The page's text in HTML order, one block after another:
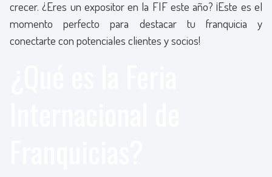
crecer. ¿Eres un expositor en la FIF este año? ¡Este es el
momento perfecto para destacar tu franquicia y
conectarte con potenciales clientes y socios!